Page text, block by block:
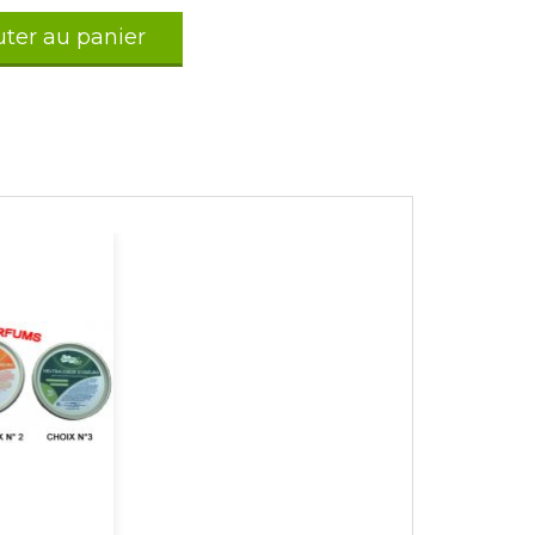
au panier